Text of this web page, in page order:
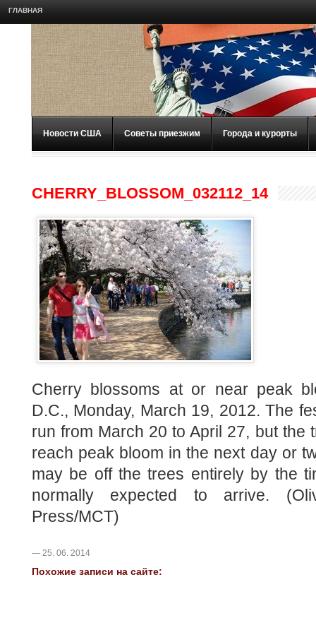
ГЛАВНАЯ
Новости США Советы приезжим Города и курорты
CHERRY_BLOSSOM_032112_14
Cherry blossoms at or near peak
D.C., Monday, March 19, 2012. The
run from March 20 to April 27, but the
reach peak bloom in the next day or
may be off the trees entirely by the
normally expected to arrive.
Press/MCT)
— 25. 06. 2014
Похожие записи на сайте: